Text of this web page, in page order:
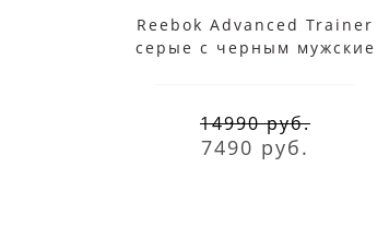
Reebok Advanced Trainer
серые с черным мужские
14990 руб.
7490 руб.